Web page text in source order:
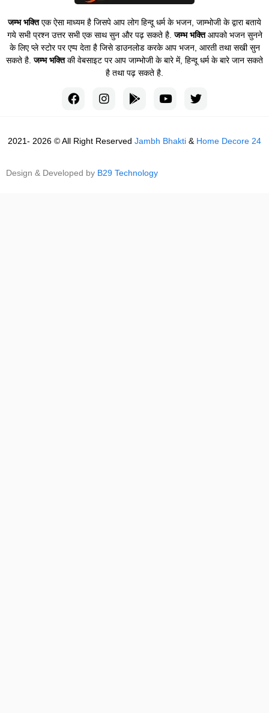
जम्भ भक्तिएक ऐसा माध्यम है जिसपे आप लोग हिन्दू धर्म के भजन, जाम्भोजी के द्वारा बताये
गये सभी प्रश्न उत्तर सभी एक साथ सुन और पढ़ सकते है.जम्भ भक्तिआपको भजन सुनने
के लिए प्ले स्टोर पर एप्प देता है जिसे डाउनलोड करके आप भजन, आरती तथा सखी सुन
सकते है.जम्भ भक्तिकी वेबसाइट पर आप जाम्भोजी के बारे में, हिन्दू धर्म के बारे जान सकते
है तथा पढ़ सकते है.
2021- 2026 © All Right Reserved Jambh Bhakti & Home Decore 24
Design & Developed by B29 Technology